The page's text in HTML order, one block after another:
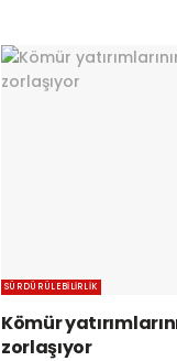
SÜRDÜRÜLEBILIRLIK
Kömür
zorlaşıyor